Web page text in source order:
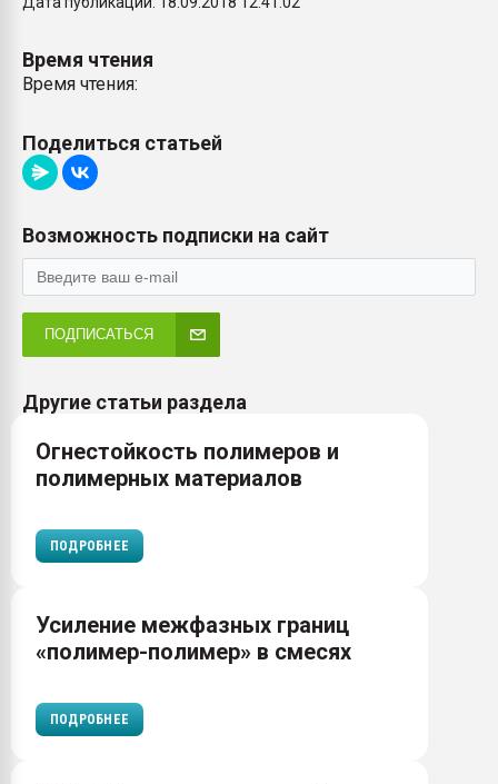
Время чтения
Время чтения:
Поделиться статьей
Возможность подписки на сайт
ПОДПИСАТЬСЯ
Другие статьи раздела
Огнестойкость полимеров и
полимерных материалов
ПОДРОБНЕЕ
Усиление межфазных границ
«полимер-полимер» в смесях
ПОДРОБНЕЕ